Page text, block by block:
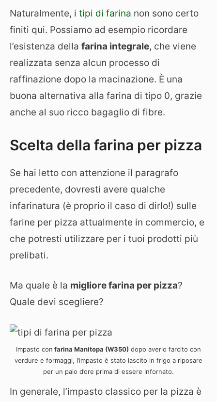
Naturalmente, i tipi di farina non sono certo
finiti qui. Possiamo ad esempio ricordare
l’esistenza della farina integrale, che viene
realizzata senza alcun processo di
raffinazione dopo la macinazione. È una
buona alternativa alla farina di tipo 0, grazie
anche al suo ricco bagaglio di fibre.
Scelta della farina per pizza
Se hai letto con attenzione il paragrafo
precedente, dovresti avere qualche
infarinatura (è proprio il caso di dirlo!) sulle
farine per pizza attualmente in commercio, e
che potresti utilizzare per i tuoi prodotti più
prelibati.
Ma quale è la migliore farina per pizza?
Quale devi scegliere?
Impasto con farina Manitopa (W350) dopo averlo farcito con
verdure e formaggi, l’impasto è stato lascito in frigo a riposare
per un paio d’ore prima di essere infornato.
In generale, l’impasto classico per la pizza è